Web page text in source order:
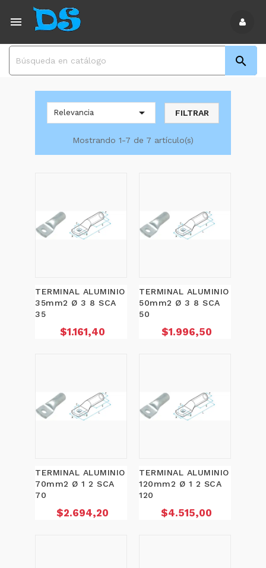


Relevancia  FILTRAR
Mostrando 1-7 de 7 artículo(s)
TERMINAL ALUMINIO
35mm2 Ø 3 8 SCA
35
Precio
$1.161,40
TERMINAL ALUMINIO
50mm2 Ø 3 8 SCA
50
Precio
$1.996,50
TERMINAL ALUMINIO
70mm2 Ø 1 2 SCA
70
Precio
$2.694,20
TERMINAL ALUMINIO
120mm2 Ø 1 2 SCA
120
Precio
$4.515,00